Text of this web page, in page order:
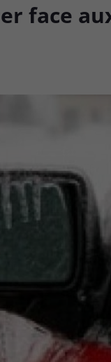
face